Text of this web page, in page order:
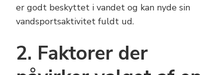
er godt beskyttet i vandet og kan nyde sin
vandsportsaktivitet fuldt ud.
2. Faktorer der